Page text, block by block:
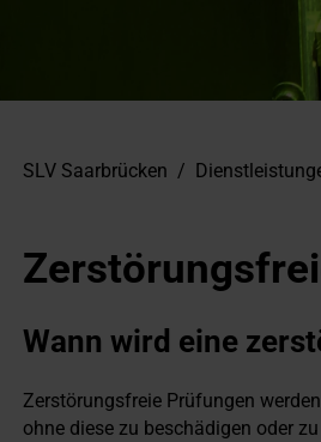
SLV Saarbrücken /
Wann wird eine
Zerstörungsfreie Prüfungen
ohne diese zu beschädigen oder